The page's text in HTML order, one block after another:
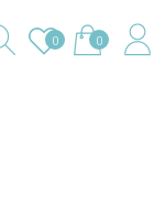
0 0